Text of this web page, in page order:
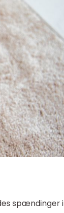
spændinger i